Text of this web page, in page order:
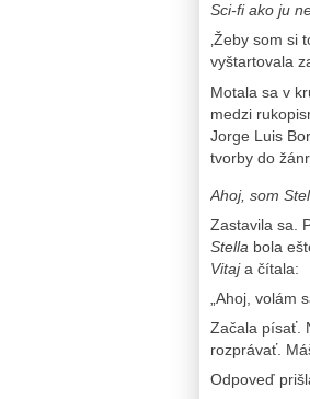
Sci-fi ako ju
‚Žeby som si
vyštartovala
Motala sa v
medzi
Jorge Luis
tvorby do
Ahoj, som
Zastavila sa.
Stella bola
Vitaja čítala:
„Ahoj, volám
Začala písať.
rozprávať.
Odpoveď